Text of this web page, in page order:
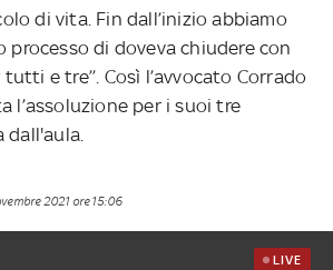
di vita. Fin dall’inizio abbiamo
di doveva chiudere con
e tre’’. Così l’avvocato Corrado
l’assoluzione per i suoi tre
2021 ore 15:06
LIVE